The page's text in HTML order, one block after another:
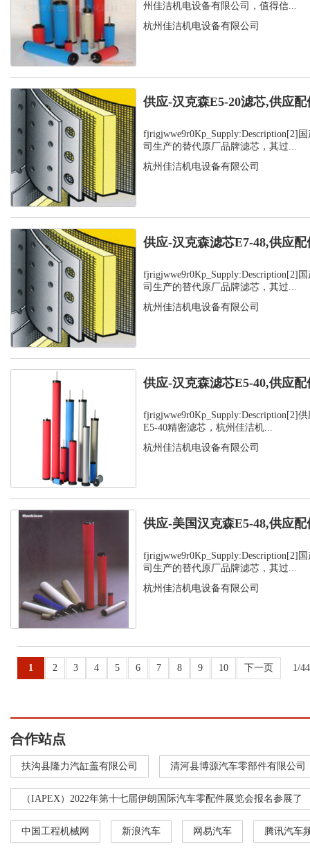
州佳洁机电设备有限公司，值得信...
杭州佳洁机电设备有限公司
供应-汉克森E5-20滤芯,供应配
fjrigjwwe9r0Kp_Supply:Description[2]
司生产的替代原厂品牌滤芯，其过...
杭州佳洁机电设备有限公司
供应-汉克森滤芯E7-48,供应配
fjrigjwwe9r0Kp_Supply:Description[2]
司生产的替代原厂品牌滤芯，其过...
杭州佳洁机电设备有限公司
供应-汉克森滤芯E5-40,供应配
fjrigjwwe9r0Kp_Supply:Description[2]
E5-40精密滤芯，杭州佳洁机...
杭州佳洁机电设备有限公司
供应-美国汉克森E5-48,供应配
fjrigjwwe9r0Kp_Supply:Description[2]
司生产的替代原厂品牌滤芯，其过...
杭州佳洁机电设备有限公司
1 2 3 4 5 6 7 8 9 10 下一页 1/
合作站点
扶沟县隆力汽缸盖有限公司 清河县博源汽车零部件有限公司
（IAPEX）2022年第十七届伊朗国际汽车零配件展览会报名参展了
中国工程机械网 新浪汽车 网易汽车 腾讯汽车